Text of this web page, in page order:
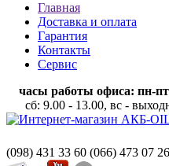
Главная
Доставка и оплата
Гарантия
Контакты
Сервис
часы работы офиса: пн-
сб: 9.00 - 13.00, вс -
(098) 431 33 60 (066) 473 07 26